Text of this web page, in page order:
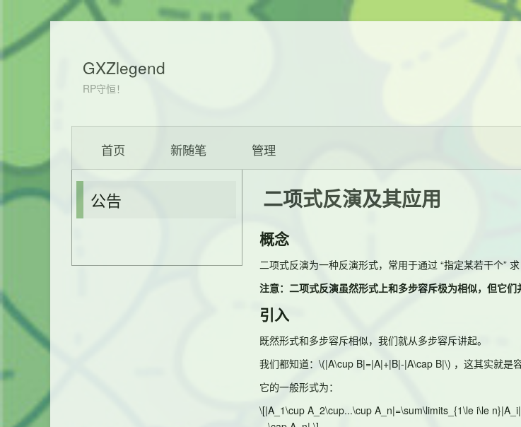
GXZlegend
RP守恒！
首页 新随笔 管理
二项式反演及其应用
概念
二项式反演为一种反演形式，常用于通过 “指定某若干个” 求
注意：二项式反演虽然形式上和多步容斥极为相似，但它们
引入
既然形式和多步容斥相似，我们就从多步容斥讲起。
我们都知道： \(|A\cup B|=|A|+|B|-|A\cap B|\) ，这其实就是
它的一般形式为：
\[|A_1\cup A_2\cup...\cup A_n|=\sum\limits_{1\le i\le
公告